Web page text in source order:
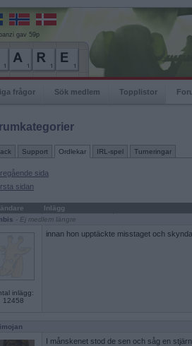
gav 59p
frågor Sök medlem Topplistor
Support Ordlekar IRL-spel Turneringar
sida
sidan
Inlägg
- Ej medlem längre
inlägg:
12458
innan hon upptäckte misstaget och
I månskenet stod de sen och såg en